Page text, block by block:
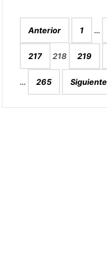
de
entradas
Anterior 1 …
217 218 219
… 265 Siguiente